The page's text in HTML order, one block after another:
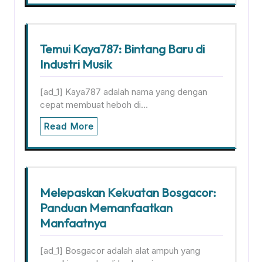
Temui Kaya787: Bintang Baru di
Industri Musik
[ad_1] Kaya787 adalah nama yang dengan
cepat membuat heboh di…
Read More
Melepaskan Kekuatan Bosgacor:
Panduan Memanfaatkan
Manfaatnya
[ad_1] Bosgacor adalah alat ampuh yang